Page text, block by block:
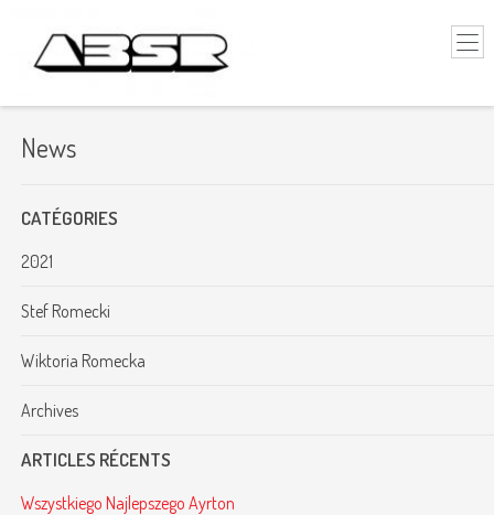
News
CATÉGORIES
2021
Stef Romecki
Wiktoria Romecka
Archives
ARTICLES RÉCENTS
Wszystkiego Najlepszego Ayrton